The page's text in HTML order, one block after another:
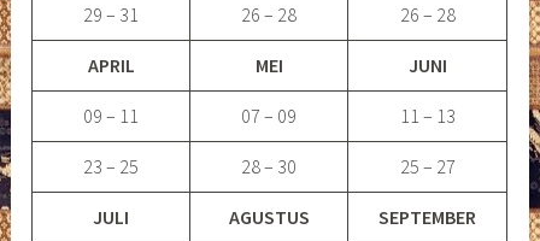
29 – 31 26 – 28 26 – 28
APRIL MEI JUNI
09 – 11 07 – 09 11 – 13
23 – 25 28 – 30 25 – 27
JULI AGUSTUS SEPTEMBER